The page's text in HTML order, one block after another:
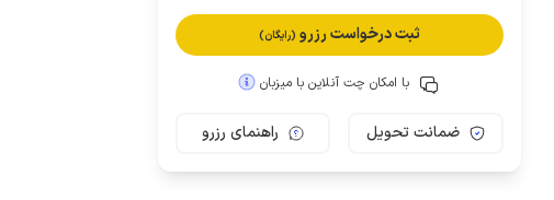
ثبت درخواست رزرو (رایگان)
با امکان چت آنلاین با میزبان
ضمانت تحویل راهنمای رزرو